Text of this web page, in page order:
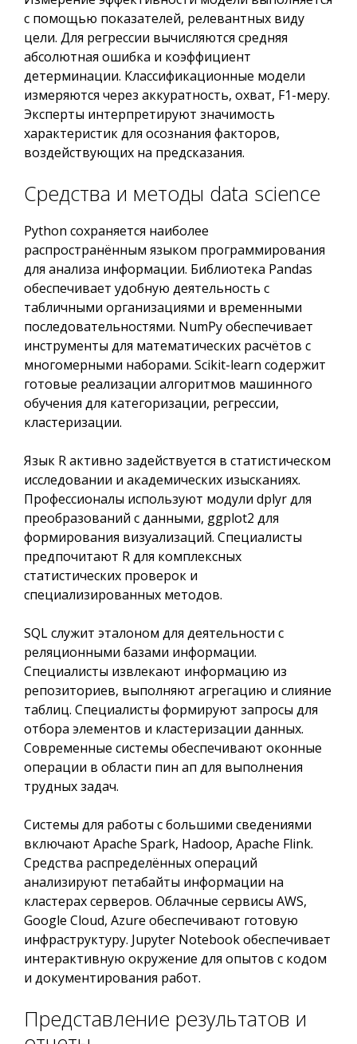
с помощью показателей, релевантных виду
цели. Для регрессии вычисляются средняя
абсолютная ошибка и коэффициент
детерминации. Классификационные модели
измеряются через аккуратность, охват, F1-меру.
Эксперты интерпретируют значимость
характеристик для осознания факторов,
воздействующих на предсказания.
Средства и методы data science
Python сохраняется наиболее
распространённым языком программирования
для анализа информации. Библиотека Pandas
обеспечивает удобную деятельность с
табличными организациями и временными
последовательностями. NumPy обеспечивает
инструменты для математических расчётов с
многомерными наборами. Scikit-learn содержит
готовые реализации алгоритмов машинного
обучения для категоризации, регрессии,
кластеризации.
Язык R активно задействуется в статистическом
исследовании и академических изысканиях.
Профессионалы используют модули dplyr для
преобразований с данными, ggplot2 для
формирования визуализаций. Специалисты
предпочитают R для комплексных
статистических проверок и
специализированных методов.
SQL служит эталоном для деятельности с
реляционными базами информации.
Специалисты извлекают информацию из
репозиториев, выполняют агрегацию и слияние
таблиц. Специалисты формируют запросы для
отбора элементов и кластеризации данных.
Современные системы обеспечивают оконные
операции в области пин ап для выполнения
трудных задач.
Системы для работы с большими сведениями
включают Apache Spark, Hadoop, Apache Flink.
Средства распределённых операций
анализируют петабайты информации на
кластерах серверов. Облачные сервисы AWS,
Google Cloud, Azure обеспечивают готовую
инфраструктуру. Jupyter Notebook обеспечивает
интерактивную окружение для опытов с кодом
и документирования работ.
Представление результатов и